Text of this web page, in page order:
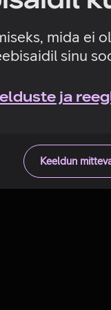
mida ei
sinu
ja
Keeldun